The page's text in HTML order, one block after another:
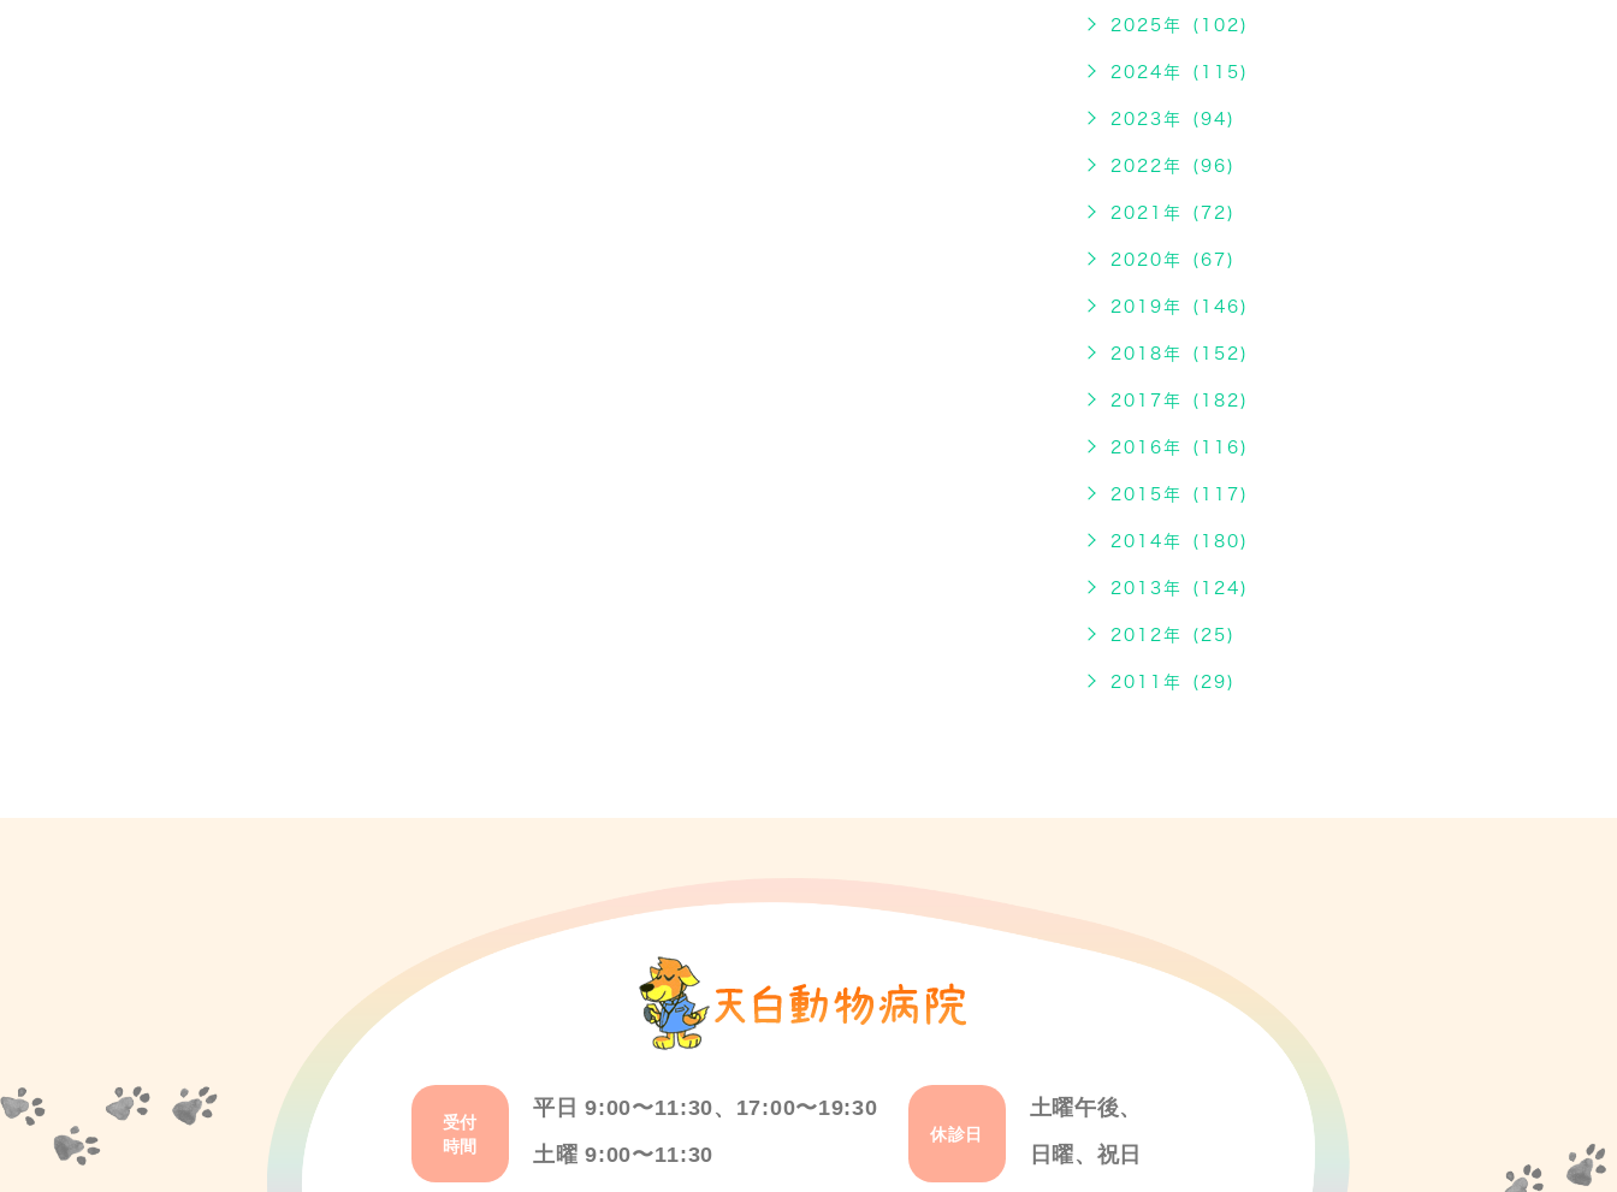
2025年 (102)
2024年 (115)
2023年 (94)
2022年 (96)
2021年 (72)
2020年 (67)
2019年 (146)
2018年 (152)
2017年 (182)
2016年 (116)
2015年 (117)
2014年 (180)
2013年 (124)
2012年 (25)
2011年 (29)
受付
時間
平日 9:00〜11:30、17:00〜19:30
土曜 9:00〜11:30
休診日
土曜午後、
日曜、祝日